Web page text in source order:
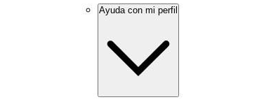
Ayuda con mi perfil